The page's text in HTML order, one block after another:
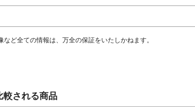
ど全ての情報は、万全の保証をいたしかねます。
較される商品